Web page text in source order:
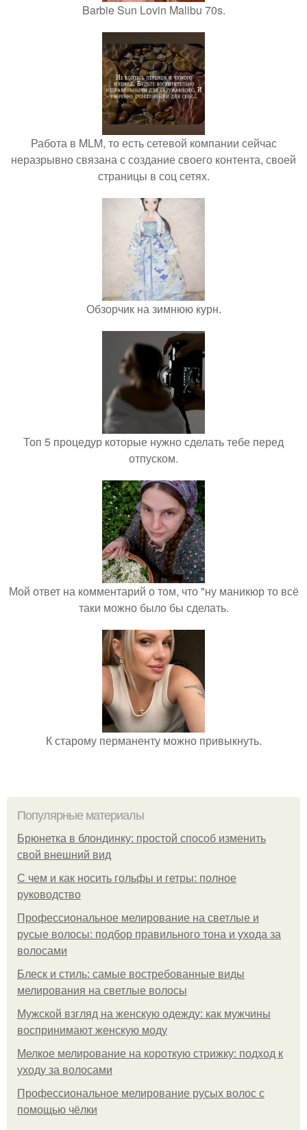
Barbie Sun Lovin Malibu 70s.
Работа в MLM, то есть сетевой компании сейчас
неразрывно связана с создание своего контента, своей
страницы в соц сетях.
Обзорчик на зимнюю курн.
Топ 5 процедур которые нужно сделать тебе перед
отпуском.
Мой ответ на комментарий о том, что "ну маникюр то всё
таки можно было бы сделать.
К старому перманенту можно привыкнуть.
Популярные материалы
Брюнетка в блондинку: простой способ изменить
свой внешний вид
С чем и как носить гольфы и гетры: полное
руководство
Профессиональное мелирование на светлые и
русые волосы: подбор правильного тона и ухода за
волосами
Блеск и стиль: самые востребованные виды
мелирования на светлые волосы
Мужской взгляд на женскую одежду: как мужчины
воспринимают женскую моду
Мелкое мелирование на короткую стрижку: подход к
уходу за волосами
Профессиональное мелирование русых волос с
помощью чёлки